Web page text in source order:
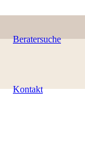
Beratersuche
Kontakt